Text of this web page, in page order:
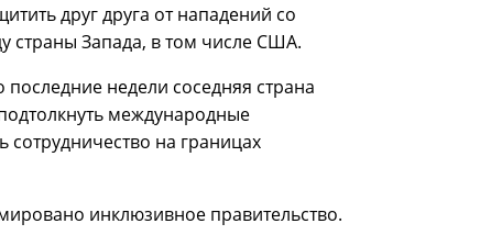
друг друга от нападений со
страны Запада, в том числе США.
недели соседняя страна
международные
сотрудничество на границах
инклюзивное правительство.